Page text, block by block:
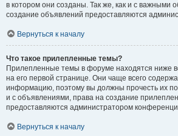
в котором они созданы. Так же, как и с важными
создание объявлений предоставляются
Вернуться к началу
Что такое прилепленные темы?
Прилепленные темы в форуме находятся ниже
на его первой странице. Они чаще всего
информацию, поэтому вы должны прочесть их по
и с объявлениями, права на создание
предоставляются администратором
Вернуться к началу